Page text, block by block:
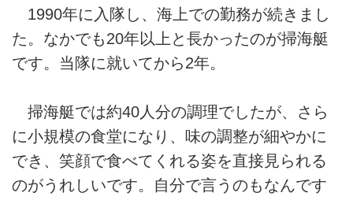
1990年に入隊し、海上での勤務が続きまし
た。なかでも20年以上と長かったのが掃海艇
です。当隊に就いてから2年。
掃海艇では約40人分の調理でしたが、さら
に小規模の食堂になり、味の調整が細やかに
でき、笑顔で食べてくれる姿を直接見られる
のがうれしいです。自分で言うのもなんです